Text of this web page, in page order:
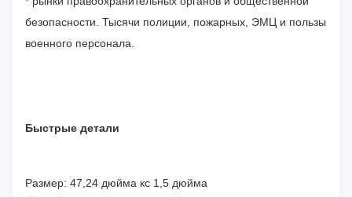
безопасности. Тысячи полиции, пожарных, ЭМЦ и пользы
военного персонала.
Быстрые детали
Размер: 47,24 дюйма кс 1,5 дюйма